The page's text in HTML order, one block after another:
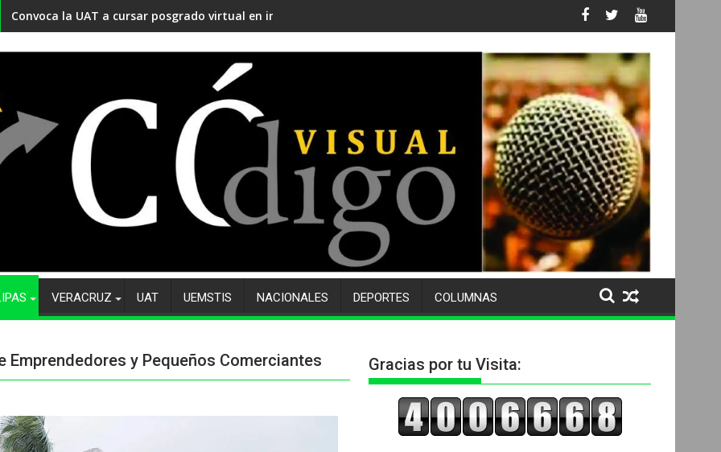
Convoca la UAT a cursar posgrado virtual en innovación educativa
VERACRUZ UAT UEMSTIS NACIONALES DEPORTES COLUMNAS
y Pequeños Comerciantes Gracias por tu Visita: